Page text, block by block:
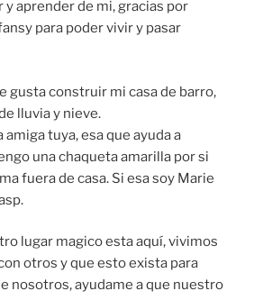
aprender de mi, gracias por
para poder vivir y pasar
gusta construir mi casa de barro,
lluvia y nieve.
amiga tuya, esa que ayuda a
una chaqueta amarilla por si
fuera de casa. Si esa soy Marie
lugar magico esta aquí, vivimos
otros y que esto exista para
nosotros, ayudame a que nuestro